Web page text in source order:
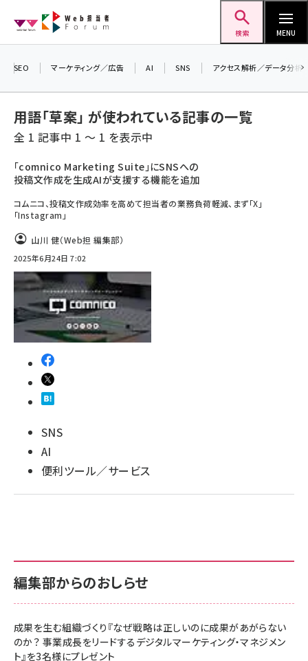
ン
検索 MENU
ai (2811)
youtube (2439)
セミナー (2308)
z世代 (1623)
meo (1277)
llmo (1166)
SEO マーケティング／広告 AI SNS アクセス解析／データ分析
用語「草案」 が使われている記事の一覧
全 1 記事中 1 ～ 1 を表示中
「comnico Marketing Suite」にSNSへの
投稿文作成を生成AIが支援する機能を追加
コムニコ、投稿文作成効率を高めて担当者の業務負荷軽減、まず「X」
「Instagram」
山川 健（Web担 編集部）
2025年6月24日 7:02
SNS
AI
便利ツール／サービス
編集部からのおしらせ
成果を生む組織づくり『なぜ戦略は正しいのに成果があがらない
のか？ 事業成長をリードするデジタルマーケティング・マネジメン
ト』を3名様にプレゼント
＼ 8月27日開催、申し込み受付中！ ／
マーケティング フォーラム 2026」開催！
▼申し込みはこちらから▼